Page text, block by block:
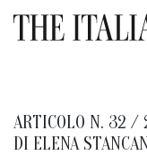
ARTICOLO N. 32 /
DI ELENA